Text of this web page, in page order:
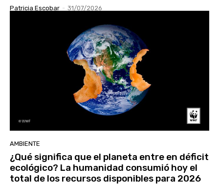
Patricia Escobar - 31/07/2026
AMBIENTE
¿Qué significa que el planeta entre en déficit
ecológico? La humanidad consumió hoy el
total de los recursos disponibles para 2026